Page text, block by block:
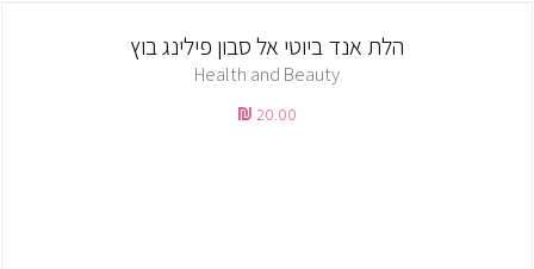
הלת אנד ביוטי אל סבון פילינג בוץ
Health and Beauty
20.00